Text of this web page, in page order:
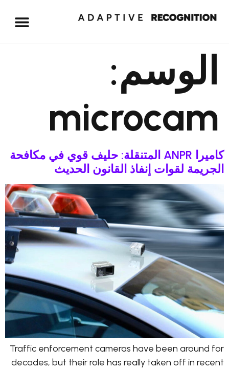
الوسم:
microcam
كاميرا ANPR المتنقلة: حليف قوي في مكافحة
الجريمة لقوات إنفاذ القانون الحديث
Traffic enforcement cameras have been around for
decades, but their role has really taken off in recent